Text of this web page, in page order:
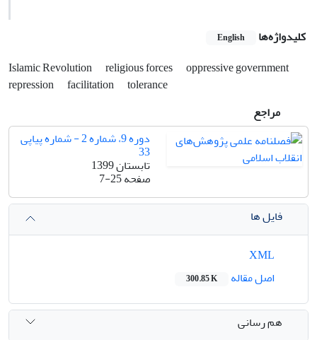
کلیدواژه‌ها English
Islamic Revolution religious forces
oppressive government
repression
facilitation
tolerance
مراجع
دوره 9، شماره 2 - شماره پیاپی
33
تابستان 1399
صفحه7-25
فایل ها
اصل مقاله
300.85 K
هم رسانی